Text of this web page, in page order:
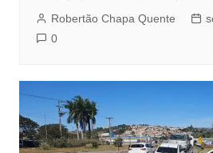
Robertão Chapa Quente
0